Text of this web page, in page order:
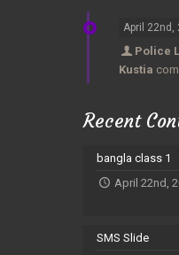
April 22nd,
Police
Kustia
Recent
bangla class 1
April 22nd,
SMS Slide